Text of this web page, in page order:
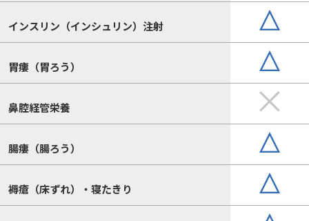
インスリン（インシュリン）注射
胃瘻（胃ろう）
鼻腔経管栄養
腸瘻（腸ろう）
褥瘡（床ずれ）・寝たきり